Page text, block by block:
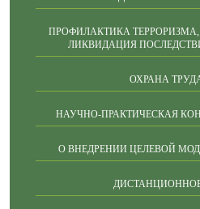
ПРОФИЛАКТИКА
ЛИКВИДАЦИЯ
ОХРАНА
НАУЧНО-ПРАКТИЧЕСКАЯ
О ВНЕДРЕНИИ ЦЕЛЕВОЙ